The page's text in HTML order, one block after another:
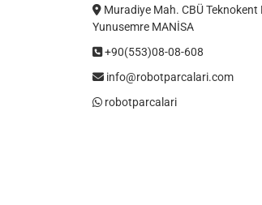
Muradiye Mah. CBÜ Teknokent
Yunusemre MANİSA
+90(553)08-08-608
info@robotparcalari.com
robotparcalari